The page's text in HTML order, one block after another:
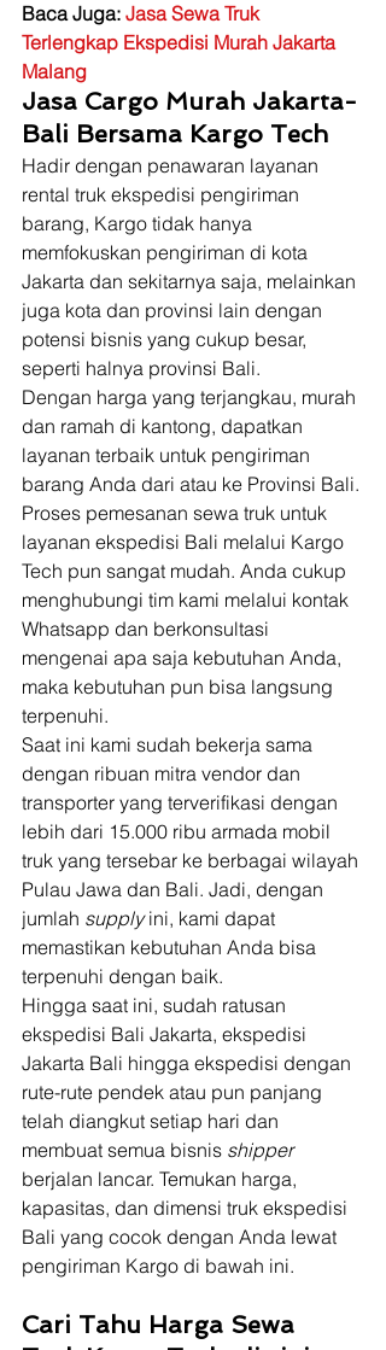
Baca Juga: Jasa Sewa Truk
Terlengkap Ekspedisi Murah Jakarta
Malang
Jasa Cargo Murah Jakarta-
Bali Bersama Kargo Tech
Hadir dengan penawaran layanan
rental truk ekspedisi pengiriman
barang, Kargo tidak hanya
memfokuskan pengiriman di kota
Jakarta dan sekitarnya saja, melainkan
juga kota dan provinsi lain dengan
potensi bisnis yang cukup besar,
seperti halnya provinsi Bali.
Dengan harga yang terjangkau, murah
dan ramah di kantong, dapatkan
layanan terbaik untuk pengiriman
barang Anda dari atau ke Provinsi Bali.
Proses pemesanan sewa truk untuk
layanan ekspedisi Bali melalui Kargo
Tech pun sangat mudah. Anda cukup
menghubungi tim kami melalui kontak
Whatsapp dan berkonsultasi
mengenai apa saja kebutuhan Anda,
maka kebutuhan pun bisa langsung
terpenuhi.
Saat ini kami sudah bekerja sama
dengan ribuan mitra vendor dan
transporter yang terverifikasi dengan
lebih dari 15.000 ribu armada mobil
truk yang tersebar ke berbagai wilayah
Pulau Jawa dan Bali. Jadi, dengan
jumlah supply ini, kami dapat
memastikan kebutuhan Anda bisa
terpenuhi dengan baik.
Hingga saat ini, sudah ratusan
ekspedisi Bali Jakarta, ekspedisi
Jakarta Bali hingga ekspedisi dengan
rute-rute pendek atau pun panjang
telah diangkut setiap hari dan
membuat semua bisnis shipper
berjalan lancar. Temukan harga,
kapasitas, dan dimensi truk ekspedisi
Bali yang cocok dengan Anda lewat
pengiriman Kargo di bawah ini.
Cari Tahu Harga Sewa